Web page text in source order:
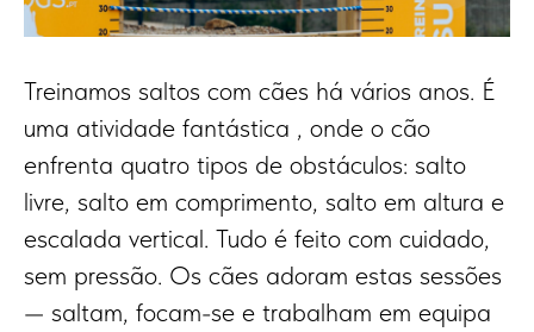
Treinamos saltos com cães há vários anos. É
uma atividade fantástica , onde o cão
enfrenta quatro tipos de obstáculos: salto
livre, salto em comprimento, salto em altura e
escalada vertical. Tudo é feito com cuidado,
sem pressão. Os cães adoram estas sessões
— saltam, focam-se e trabalham em equipa